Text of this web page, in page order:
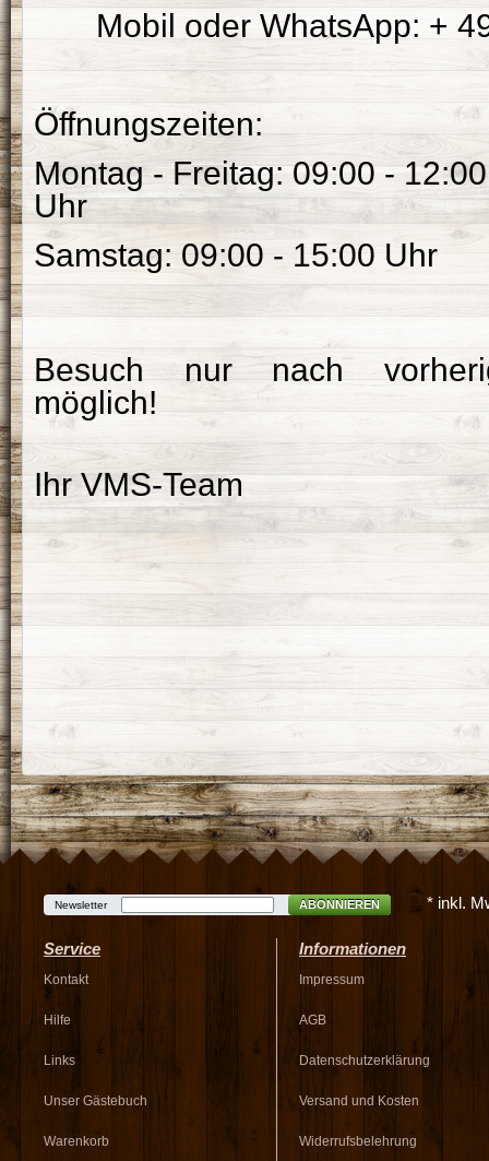
Mobil oder WhatsApp: +
Öffnungszeiten:
Montag - Freitag: 09:00 -
Uhr
Samstag: 09:00 - 15:00 Uhr
Besuch nur nach
möglich!
Ihr VMS-Team
Newsletter ABONNIEREN * inkl.
Service
Kontakt
Hilfe
Links
Unser Gästebuch
Warenkorb
Informationen
Impressum
AGB
Datenschutzerklärung
Versand und Kosten
Widerrufsbelehrung